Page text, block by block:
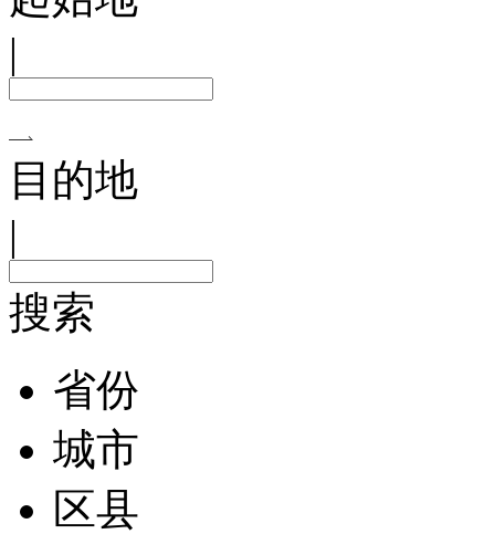
|
目的地
|
搜索
省份
城市
区县